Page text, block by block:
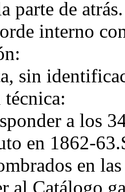
parte de
interno
sin
a los
en 1862-
en
al Catálogo